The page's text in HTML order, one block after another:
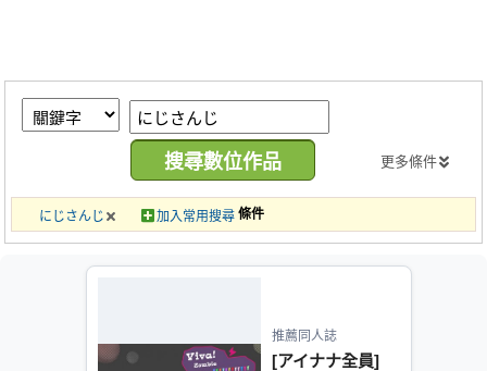
繪圖藝廊
交流中心
攤位轉讓區
會員功能選單
會員中心
更多條件
條件
にじさんじ 加入常用搜尋
推薦同人誌
[アイナナ全員]